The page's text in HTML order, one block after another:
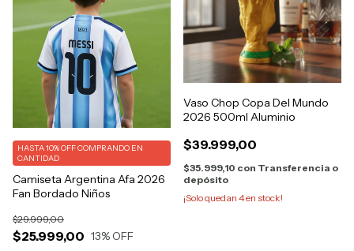
Camiseta Argentina Afa 2026
Fan Bordado Niños
$25.999,00
$29.999,00
13% OFF
HASTA 10% OFFCOMPRANDO EN
CANTIDAD
Vaso Chop Copa Del Mundo
2026 500ml Aluminio
$39.999,00
$35.999,10 con Transferencia o
depósito
¡Solo quedan 4en stock!